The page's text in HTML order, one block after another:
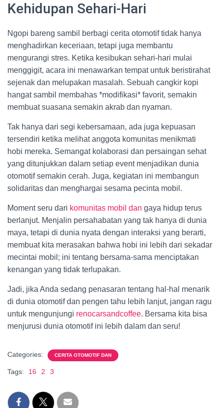
Kehidupan Sehari-Hari
Ngopi bareng sambil berbagi cerita otomotif tidak hanya
menghadirkan keceriaan, tetapi juga membantu
mengurangi stres. Ketika kesibukan sehari-hari mulai
menggigit, acara ini menawarkan tempat untuk beristirahat
sejenak dan melupakan masalah. Sebuah cangkir kopi
hangat sambil membahas *modifikasi* favorit, semakin
membuat suasana semakin akrab dan nyaman.
Tak hanya dari segi kebersamaan, ada juga kepuasan
tersendiri ketika melihat anggota komunitas menikmati
hobi mereka. Semangat kolaborasi dan persaingan sehat
yang ditunjukkan dalam setiap event menjadikan dunia
otomotif semakin cerah. Juga, kegiatan ini membangun
solidaritas dan menghargai sesama pecinta mobil.
Moment seru dari komunitas mobil dan gaya hidup terus
berlanjut. Menjalin persahabatan yang tak hanya di dunia
maya, tetapi di dunia nyata dengan interaksi yang berarti,
membuat kita merasakan bahwa hobi ini lebih dari sekadar
mecintai mobil; ini tentang bersama-sama menciptakan
kenangan yang tidak terlupakan.
Jadi, jika Anda sedang penasaran tentang hal-hal menarik
di dunia otomotif dan pengen tahu lebih lanjut, jangan ragu
untuk mengunjungi renocarsandcoffee. Bersama kita bisa
menjurusi dunia otomotif ini lebih dalam dan seru!
Categories: CERITA OTOMOTIF DAN
Tags: 16 2 3